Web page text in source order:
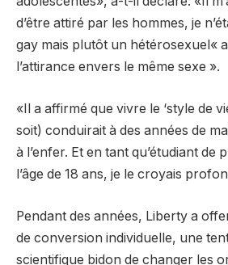
d’être attiré par les hommes, je
gay mais plutôt un hétérosexuel«
l’attirance envers le même sexe ».
«Il a affirmé que vivre le ‘style de
soit) conduirait à des années de
à l’enfer. Et en tant qu’étudiant de
l’âge de 18 ans, je le croyais
Pendant des années, Liberty a
de conversion individuelle, une
scientifique bidon de changer les